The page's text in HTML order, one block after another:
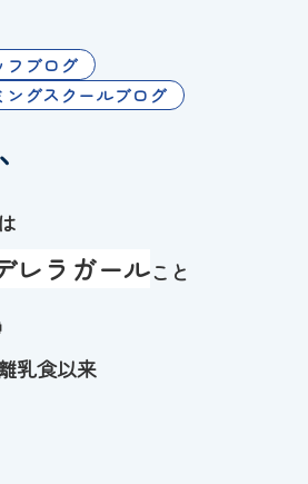
フブログ
ングスクールブログ
レラガールこと
乳食以来